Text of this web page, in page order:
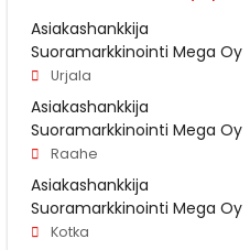
Asiakashankkija
Suoramarkkinointi Mega Oy
Urjala
Asiakashankkija
Suoramarkkinointi Mega Oy
Raahe
Asiakashankkija
Suoramarkkinointi Mega Oy
Kotka